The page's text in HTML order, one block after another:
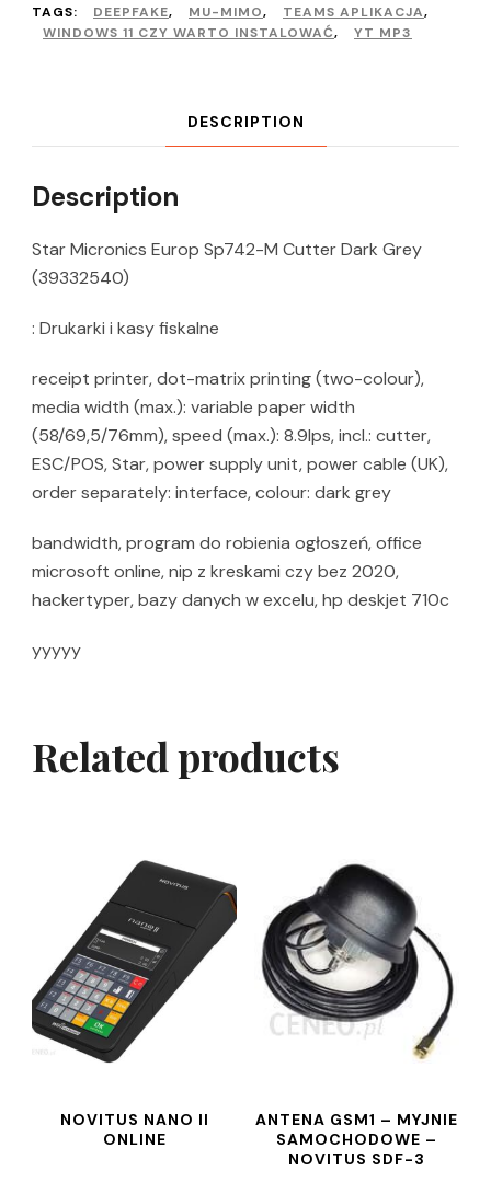
TAGS:
DEEPFAKE, MU-MIMO, TEAMS APLIKACJA,
WINDOWS 11 CZY WARTO INSTALOWAĆ, YT MP3
DESCRIPTION
Description
Star Micronics Europ Sp742-M Cutter Dark Grey
(39332540)
: Drukarki i kasy fiskalne
receipt printer, dot-matrix printing (two-colour),
media width (max.): variable paper width
(58/69,5/76mm), speed (max.): 8.9lps, incl.: cutter,
ESC/POS, Star, power supply unit, power cable (UK),
order separately: interface, colour: dark grey
bandwidth, program do robienia ogłoszeń, office
microsoft online, nip z kreskami czy bez 2020,
hackertyper, bazy danych w excelu, hp deskjet 710c
yyyyy
Related products
NOVITUS NANO II
ONLINE
ANTENA GSM1 – MYJNIE
SAMOCHODOWE –
NOVITUS SDF-3